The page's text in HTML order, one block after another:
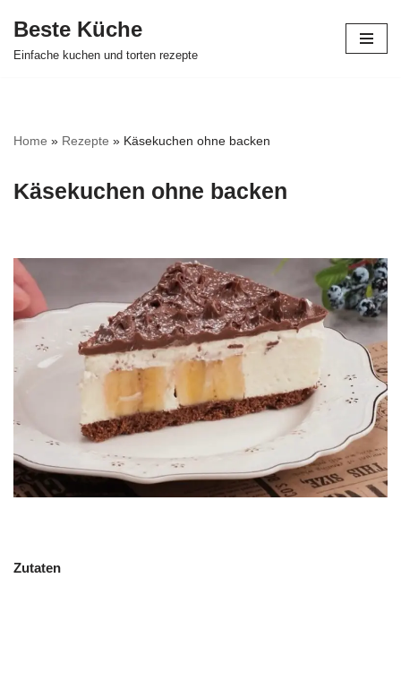
Zum
Beste Küche
Einfache kuchen und torten rezepte
Home » Rezepte » Käsekuchen ohne backen
Käsekuchen ohne backen
Zutaten